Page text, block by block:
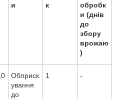
и
к
обробк
и (днів
до
збору
врожаю
)
Обприск
ування
до
1 -